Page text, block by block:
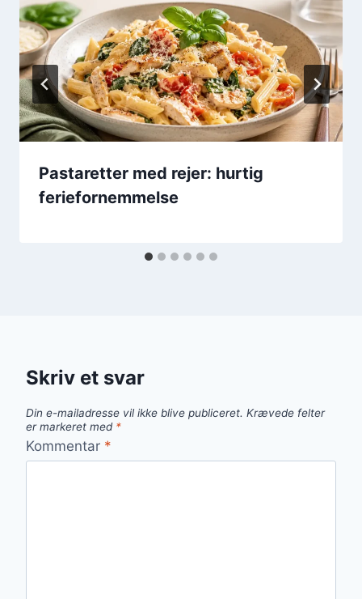
Pastaretter med rejer: hurtig
feriefornemmelse
Skriv et svar
Din e-mailadresse vil ikke blive publiceret. Krævede felter
er markeret med *
Kommentar *